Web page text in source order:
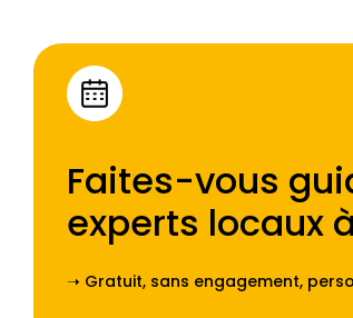
Faites-vous
experts locaux à
➝ Gratuit, sans engagement,